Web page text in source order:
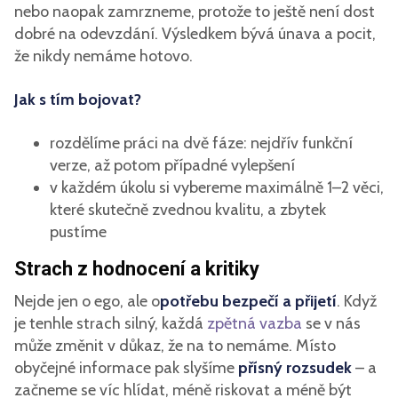
nebo naopak zamrzneme, protože to ještě není dost
dobré na odevzdání. Výsledkem bývá únava a pocit,
že nikdy nemáme hotovo.
Jak s tím bojovat?
rozdělíme práci na dvě fáze: nejdřív funkční
verze, až potom případné vylepšení
v každém úkolu si vybereme maximálně 1–2 věci,
které skutečně zvednou kvalitu, a zbytek
pustíme
Strach z hodnocení a kritiky
Nejde jen o ego, ale opotřebu bezpečí a přijetí. Když
je tenhle strach silný, každá zpětná vazba se v nás
může změnit v důkaz, že na to nemáme. Místo
obyčejné informace pak slyšíme přísný rozsudek– a
začneme se víc hlídat, méně riskovat a méně být